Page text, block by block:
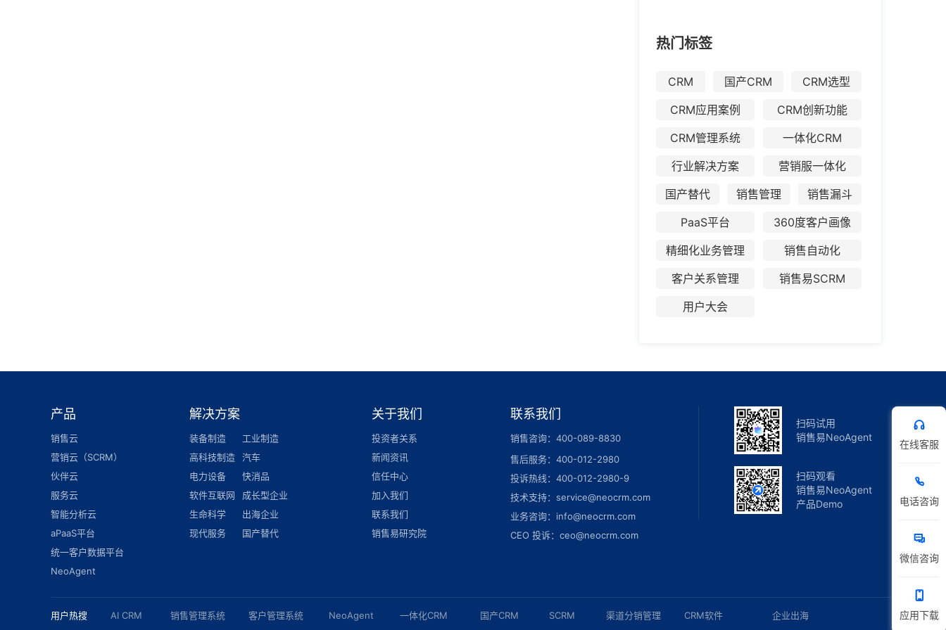
热门标签
CRM 国产CRM
CRM选型
CRM应用案例
CRM创新功能
CRM管理系统
一体化CRM
行业解决方案
营销服一体化
国产替代
销售管理
销售漏斗
PaaS平台
360度客户画像
精细化业务管理
销售自动化
客户关系管理
销售易SCRM
用户大会
产品
销售云
营销云（SCRM）
伙伴云
服务云
智能分析云
aPaaS平台
统一客户数据平台
NeoAgent
解决方案
装备制造
工业制造
高科技制造
汽车
电力设备
快消品
软件互联网
成长型企业
生命科学
出海企业
现代服务
国产替代
关于我们
投资者关系
新闻资讯
信任中心
加入我们
联系我们
销售易研究院
联系我们
销售咨询：400-089-8830
售后服务：400-012-2980
投诉热线：400-012-2980-9
技术支持：service@neocrm.com
业务咨询：info@neocrm.com
CEO 投诉：ceo@neocrm.com
扫码试用
销售易NeoAgent
扫码观看
销售易NeoAgent
产品Demo
用户热搜
AI CRM
销售管理系统
客户管理系统
NeoAgent
一体化CRM
国产CRM
SCRM
渠道分销管理
CRM软件
企业出海
在线客服
电话咨询
微信咨询
应用下载